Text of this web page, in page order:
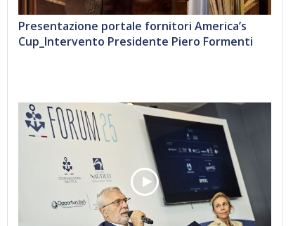
Presentazione portale fornitori America’s
Cup_Intervento Presidente Piero Formenti